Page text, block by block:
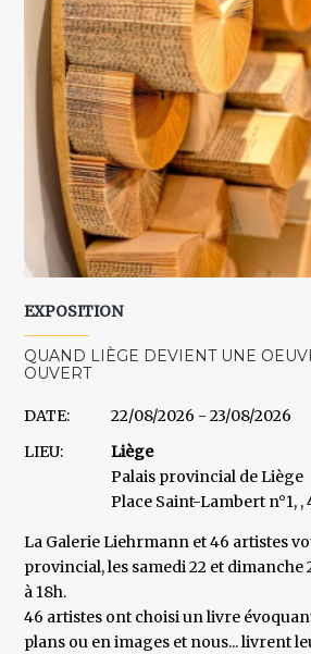
EXPOSITION
QUAND LIÈGE DEVIENT UNE
OUVERT
DATE: 22/08/2026 -23/08/2026
LIEU:
Liège
Palais provincial de Liège
Place Saint-Lambert n°1, ,
La Galerie Liehrmann et 46 artistes
provincial, les samedi 22 et dimanche
à 18h.
46 artistes ont choisi un livre
plans ou en images et nous... livrent